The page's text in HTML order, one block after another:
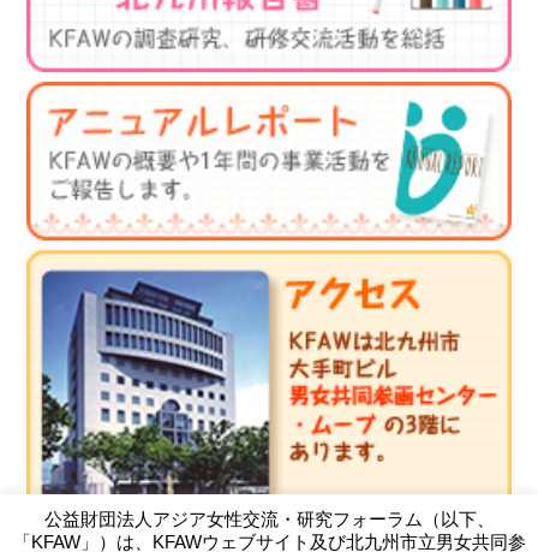
公益財団法人アジア女性交流・研究フォーラム（以下、
「KFAW」）は、KFAWウェブサイト及び北九州市立男女共同参